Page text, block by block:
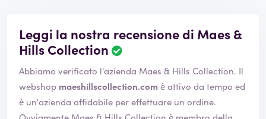
Leggi la nostra recensione di Maes &
Hills Collection
L
v
a
l
u
Abbiamo verificato l'azienda Maes & Hills Collection. Il
webshop maeshillscollection.com è attivo da tempo ed
è un'azienda affidabile per effettuare un ordine.